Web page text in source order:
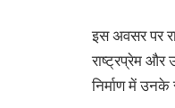
इस अवसर पर
राष्ट्रप्रेम और
निर्माण में